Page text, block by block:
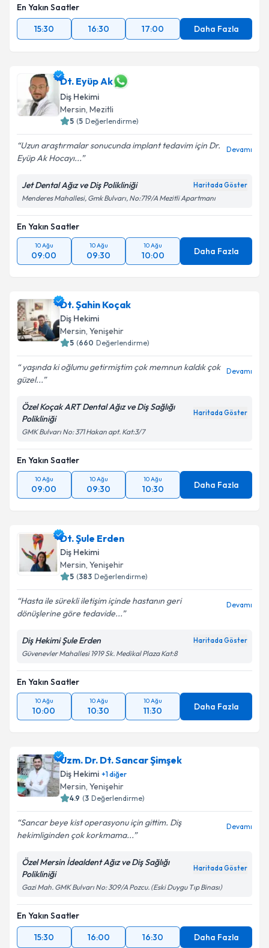
En Yakın Saatler
15:30
16:30 17:00 Daha Fazla
Dt. Eyüp Ak
Diş Hekimi
Mersin, Mezitli
5 (5 Değerlendirme)
Uzun araştırmalar sonucunda implant tedavim için Dr.
Eyüp Ak Hocayı...
Devamı
Jet Dental Ağız ve Diş Polikliniği Haritada Göster
Menderes Mahallesi, Gmk Bulvarı, No:719/A Mezitli Apartmanı
En Yakın Saatler
10 Ağu
09:00
10 Ağu
09:30
10 Ağu
10:00 Daha Fazla
Dt. Şahin Koçak
Diş Hekimi
Mersin, Yenişehir
5 (660 Değerlendirme)
yaşında ki oğlumu getirmiştim çok memnun kaldık çok
güzel...
Devamı
Özel Koçak ART Dental Ağız ve Diş Sağlığı
Polikliniği
Haritada Göster
GMK Bulvarı No: 371 Hakan apt. Kat:3/7
En Yakın Saatler
10 Ağu
09:00
10 Ağu
09:30
10 Ağu
10:30 Daha Fazla
Dt. Şule Erden
Diş Hekimi
Mersin, Yenişehir
5 (383 Değerlendirme)
Hasta ile sürekli iletişim içinde hastanın geri
dönüşlerine göre tedavide...
Devamı
Diş Hekimi Şule Erden Haritada Göster
Güvenevler Mahallesi 1919 Sk. Medikal Plaza Kat:8
En Yakın Saatler
10 Ağu
10:00
10 Ağu
10:30
10 Ağu
11:30 Daha Fazla
Uzm. Dr. Dt. Sancar Şimşek
Diş Hekimi +1diğer
Mersin, Yenişehir
4.9 (3 Değerlendirme)
Sancar beye kist operasyonu için gittim. Diş
hekimliginden çok korkmama...
Devamı
Özel Mersin İdealdent Ağız ve Diş Sağlığı
Polikliniği
Haritada Göster
Gazi Mah. GMK Bulvarı No: 309/A Pozcu. (Eski Duygu Tıp Binası)
En Yakın Saatler
15:30
16:00 16:30 Daha Fazla